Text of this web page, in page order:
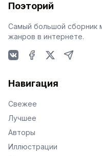
Поэторий
Самый большой сборник
жанров в интернете.
Навигация
Свежее
Лучшее
Авторы
Иллюстрации